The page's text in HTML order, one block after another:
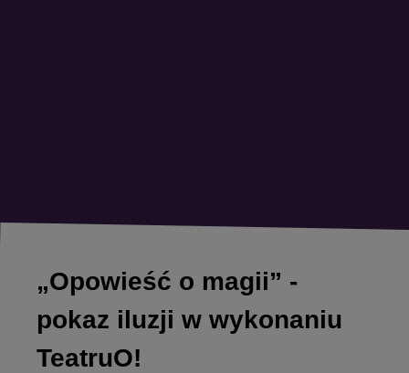
„Opowieść o magii” -
pokaz iluzji w wykonaniu
TeatruO!